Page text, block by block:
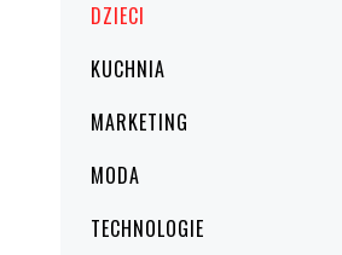
DZIECI
KUCHNIA
MARKETING
MODA
TECHNOLOGIE